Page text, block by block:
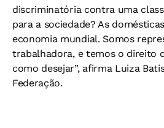
discriminatória contra uma
para a sociedade? As
economia mundial. Somos
trabalhadora, e temos o direito
como desejar”, afirma Luiza
Federação.